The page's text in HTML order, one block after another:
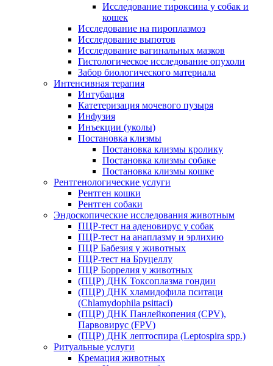
Исследование тироксина у собак и
кошек
Исследование на пироплазмоз
Исследование выпотов
Исследование вагинальных мазков
Гистологическое исследование опухоли
Забор биологического материала
Интенсивная терапия
Интубация
Катетеризация мочевого пузыря
Инфузия
Инъекции (уколы)
Постановка клизмы
Постановка клизмы кролику
Постановка клизмы собаке
Постановка клизмы кошке
Рентгенологические услуги
Рентген кошки
Рентген собаки
Эндоскопические исследования животным
ПЦР-тест на аденовирус у собак
ПЦР-тест на анаплазму и эрлихию
ПЦР Бабезия у животных
ПЦР-тест на Бруцеллу
ПЦР Боррелия у животных
(ПЦР) ДНК Токсоплазма гондии
(ПЦР) ДНК хламидофила пситаци
(Chlamydophila psittaci)
(ПЦР) ДНК Панлейкопения (CPV),
Парвовирус (FPV)
(ПЦР) ДНК лептоспира (Leptospira spp.)
Ритуальные услуги
Кремация животных